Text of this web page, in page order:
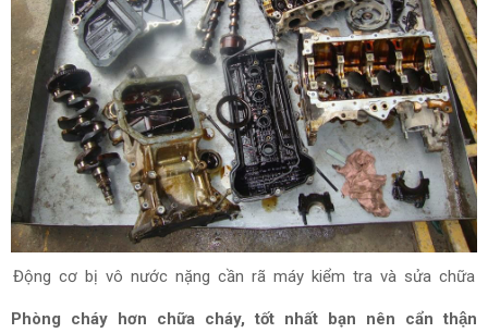
Động cơ bị vô nước nặng cần rã máy kiểm tra và sửa chữa
Phòng cháy hơn chữa cháy, tốt nhất bạn nên cẩn thận